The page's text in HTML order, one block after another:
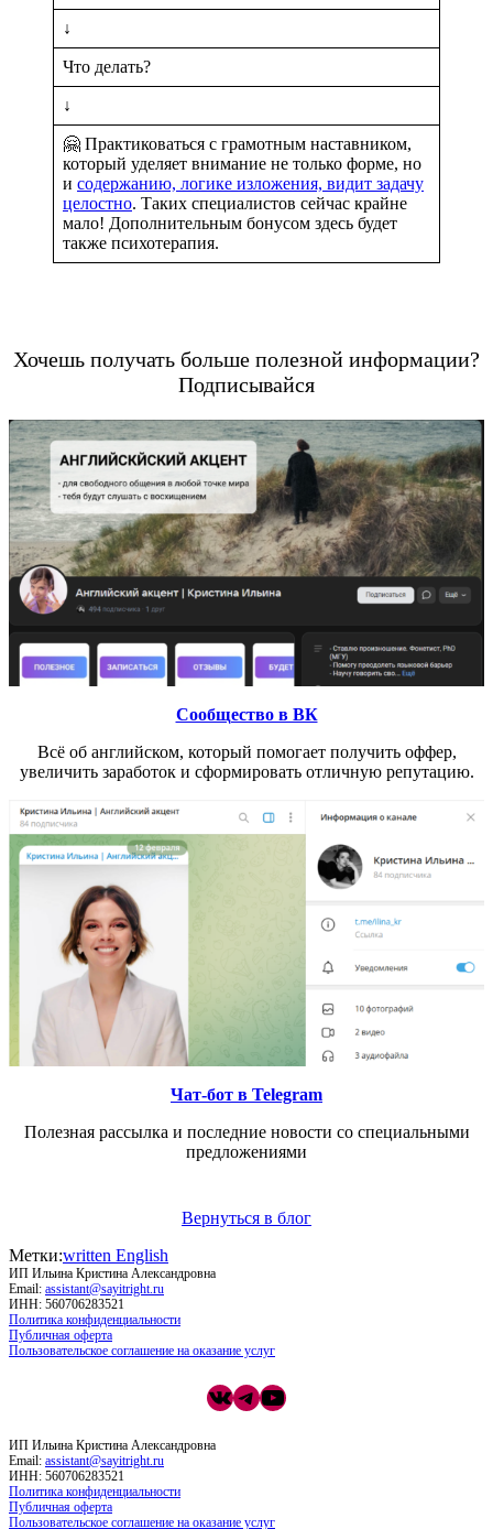
↓
Что делать?
↓
🤗 Практиковаться с грамотным наставником,
который уделяет внимание не только форме, но
и содержанию, логике изложения, видит задачу
целостно. Таких специалистов сейчас крайне
мало! Дополнительным бонусом здесь будет
также психотерапия.
Хочешь получать больше полезной информации?
Подписывайся
Сообщество в ВК
Всё об английском, который помогает получить оффер,
увеличить заработок и сформировать отличную репутацию.
Чат-бот в Telegram
Полезная рассылка и последние новости со специальными
предложениями
Вернуться в блог
Метки:written English
ИП Ильина Кристина Александровна
Email: assistant@sayitright.ru
ИНН: 560706283521
Политика конфиденциальности
Публичная оферта
Пользовательское соглашение на оказание услуг
ВКонтакте
Telegram
YouTube
ИП Ильина Кристина Александровна
Email: assistant@sayitright.ru
ИНН: 560706283521
Политика конфиденциальности
Публичная оферта
Пользовательское соглашение на оказание услуг